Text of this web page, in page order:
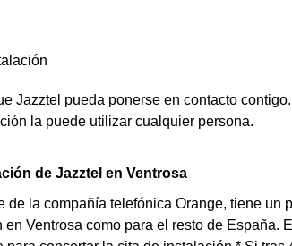
Jazztel pueda ponerse en contacto
la puede utilizar cualquier persona.
de Jazztel en Ventrosa
de la compañía telefónica Orange, tiene un
en Ventrosa como para el resto de España.